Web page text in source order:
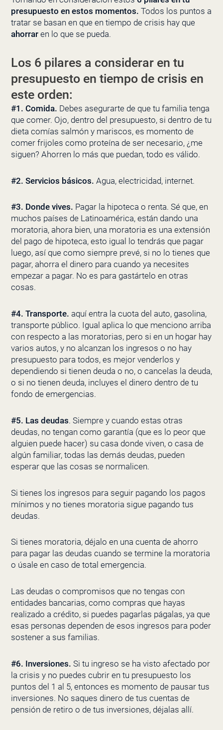
presupuesto en estos momentos. Todos los puntos a
tratar se basan en que en tiempo de crisis hay que
ahorraren lo que se pueda.
Los 6 pilares a considerar en tu
presupuesto en tiempo de crisis en
este orden:
#1. Comida. Debes asegurarte de que tu familia tenga
que comer. Ojo, dentro del presupuesto, si dentro de tu
dieta comías salmón y mariscos, es momento de
comer frijoles como proteína de ser necesario, ¿me
siguen? Ahorren lo más que puedan, todo es válido.
#2. Servicios básicos. Agua, electricidad, internet.
#3. Donde vives. Pagar la hipoteca o renta. Sé que, en
muchos países de Latinoamérica, están dando una
moratoria, ahora bien, una moratoria es una extensión
del pago de hipoteca, esto igual lo tendrás que pagar
luego, así que como siempre prevé, si no lo tienes que
pagar, ahorra el dinero para cuando ya necesites
empezar a pagar. No es para gastártelo en otras
cosas.
#4. Transporte. aquí entra la cuota del auto, gasolina,
transporte público. Igual aplica lo que menciono arriba
con respecto a las moratorias, pero si en un hogar hay
varios autos, y no alcanzan los ingresos o no hay
presupuesto para todos, es mejor venderlos y
dependiendo si tienen deuda o no, o cancelas la deuda,
o si no tienen deuda, incluyes el dinero dentro de tu
fondo de emergencias.
#5. Las deudas. Siempre y cuando estas otras
deudas, no tengan como garantía (que es lo peor que
alguien puede hacer) su casa donde viven, o casa de
algún familiar, todas las demás deudas, pueden
esperar que las cosas se normalicen.
Si tienes los ingresos para seguir pagando los pagos
mínimos y no tienes moratoria sigue pagando tus
deudas.
Si tienes moratoria, déjalo en una cuenta de ahorro
para pagar las deudas cuando se termine la moratoria
o úsale en caso de total emergencia.
Las deudas o compromisos que no tengas con
entidades bancarias, como compras que hayas
realizado a crédito, si puedes pagarlas págalas, ya que
esas personas dependen de esos ingresos para poder
sostener a sus familias.
#6. Inversiones. Si tu ingreso se ha visto afectado por
la crisis y no puedes cubrir en tu presupuesto los
puntos del 1 al 5, entonces es momento de pausar tus
inversiones. No saques dinero de tus cuentas de
pensión de retiro o de tus inversiones, déjalas allí.